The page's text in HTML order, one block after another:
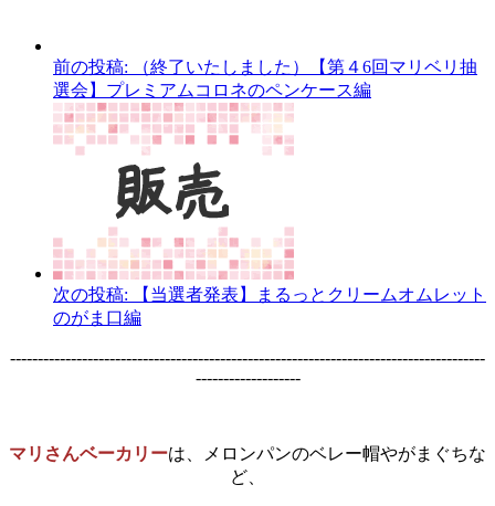
前の投稿:
（終了いたしました）【第４6回マリベリ抽
選会】プレミアムコロネのペンケース編
次の投稿:
【当選者発表】まるっとクリームオムレット
のがま口編
--------------------------------------------------------------------------------------
-------------------
マリさんベーカリーは、メロンパンのベレー帽やがまぐちな
ど、